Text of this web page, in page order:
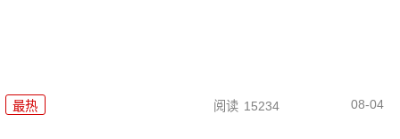
最热 阅读 15234 08-04